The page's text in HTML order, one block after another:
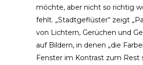
möchte, aber nicht so richtig
fehlt. „Stadtgeflüster“ zeigt
von Lichtern, Gerüchen und
auf Bildern, in denen „die
Fenster im Kontrast zum Rest